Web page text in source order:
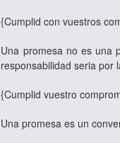
{Cumplid con vuestros
Una promesa no es una
responsabilidad seria por
{Cumplid vuestro
Una promesa es un